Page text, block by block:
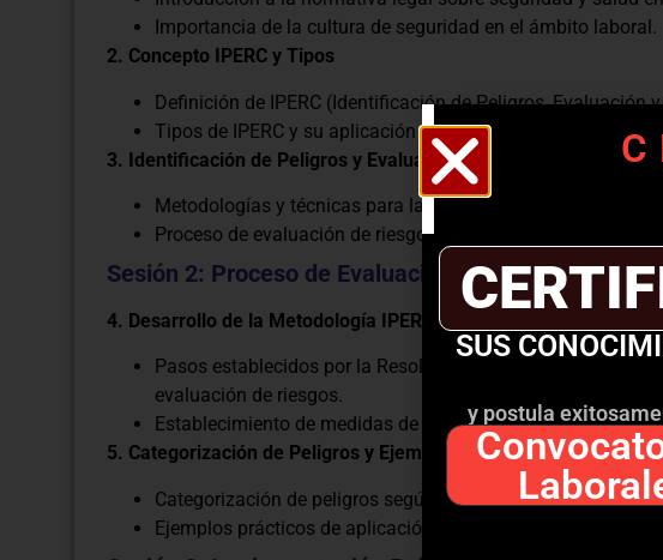
Importancia de la cultura de seguridad en el ámbito laboral.
2. Concepto IPERC y Tipos
Definición de IPERC (Identificación de Peligros, Evaluación
Tipos de IPERC y su aplicación en diferentes contextos
3. Identificación de Peligros y Evaluación de Riesgos
Metodologías y técnicas para la identificación de peligros.
Proceso de evaluación de riesgos y valoración de su impacto.
Sesión 2: Proceso de Evaluación de Riesgos según
4. Desarrollo de la Metodología IPERC
Pasos establecidos por la Resolución Ministerial N.° 050-
evaluación de riesgos.
Establecimiento de medidas de control y mejora continua.
5. Categorización de Peligros y Ejemplos de Aplicación
Categorización de peligros según su naturaleza y gravedad.
Ejemplos prácticos de aplicación del proceso IPERC en
SUS
y postula